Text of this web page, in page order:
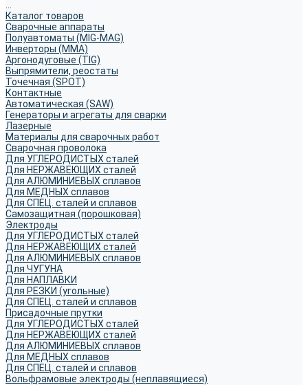
Каталог товаров
Сварочные аппараты
Полуавтоматы (MIG-MAG)
Инверторы (MMA)
Аргонодуговые (TIG)
Выпрямители, реостаты
Точечная (SPOT)
Контактные
Автоматическая (SAW)
Генераторы и агрегаты для сварки
Лазерные
Материалы для сварочных работ
Сварочная проволока
Для УГЛЕРОДИСТЫХ сталей
Для НЕРЖАВЕЮЩИХ сталей
Для АЛЮМИНИЕВЫХ сплавов
Для МЕДНЫХ сплавов
Для СПЕЦ. сталей и сплавов
Самозащитная (порошковая)
Электроды
Для УГЛЕРОДИСТЫХ сталей
Для НЕРЖАВЕЮЩИХ сталей
Для АЛЮМИНИЕВЫХ сплавов
Для ЧУГУНА
Для НАПЛАВКИ
Для РЕЗКИ (угольные)
Для СПЕЦ. сталей и сплавов
Присадочные прутки
Для УГЛЕРОДИСТЫХ сталей
Для НЕРЖАВЕЮЩИХ сталей
Для АЛЮМИНИЕВЫХ сплавов
Для МЕДНЫХ сплавов
Для СПЕЦ. сталей и сплавов
Вольфрамовые электроды (неплавящиеся)